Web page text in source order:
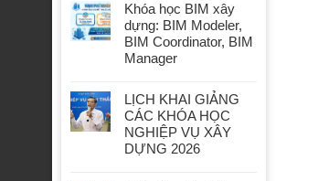
Khóa học BIM xây
dựng: BIM Modeler,
BIM Coordinator, BIM
Manager
LỊCH KHAI GIẢNG
CÁC KHÓA HỌC
NGHIỆP VỤ XÂY
DỰNG 2026